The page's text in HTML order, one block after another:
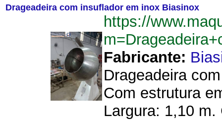
Drageadeira com insuflador em inox Biasinox
https://
Fabricante:
Drageadeira
Com estrutura
Largura: 1,10